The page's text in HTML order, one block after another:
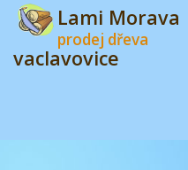
Lami Morava
prodej dřeva
vaclavovice